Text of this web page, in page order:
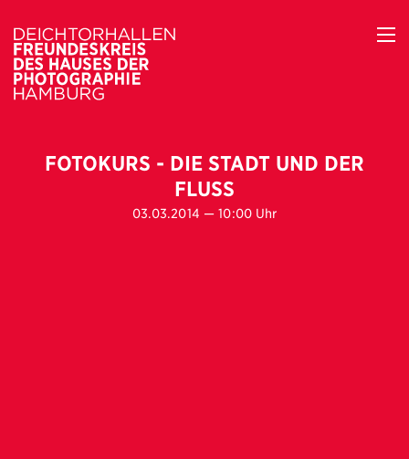
FOTOKURS - DIE STADT UND DER
FLUSS
03.03.2014 — 10:00 Uhr